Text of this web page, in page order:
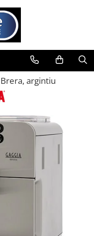
argintiu